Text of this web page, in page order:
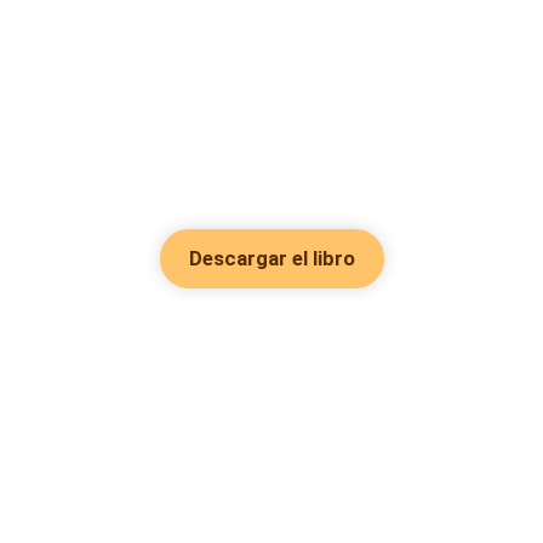
Descargar el libro